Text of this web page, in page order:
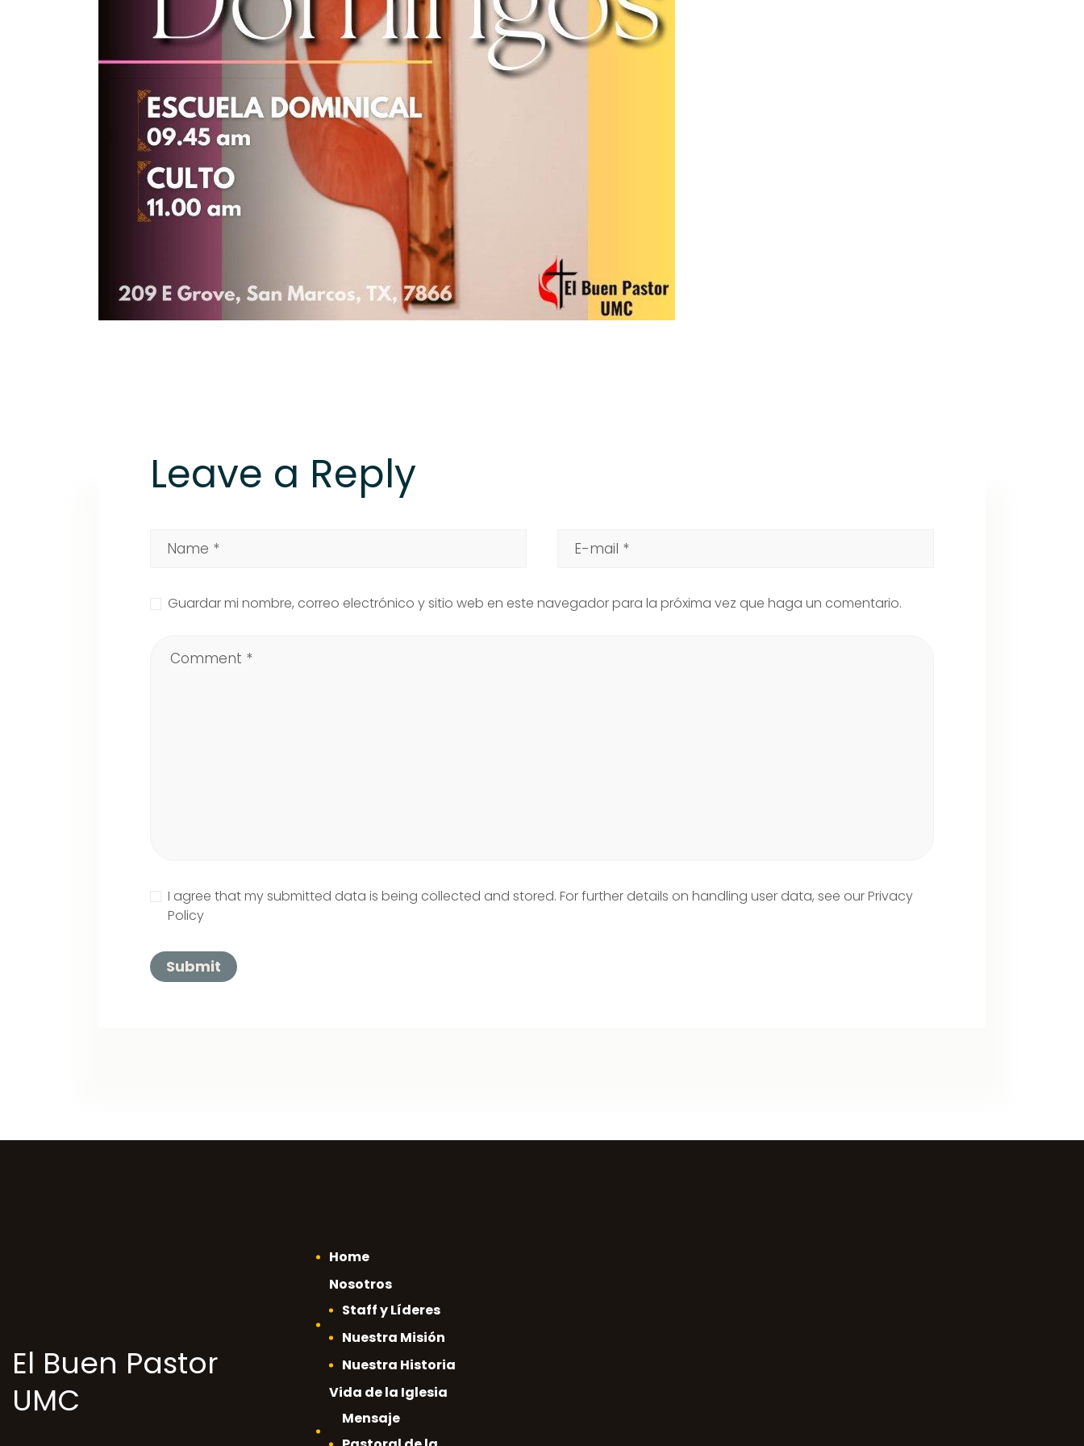
Leave a Reply
Guardar mi nombre, correo electrónico y sitio web en este navegador para la próxima vez que haga un comentario.
I agree that my submitted data is being collected and stored. For further details on handling user data, see ourPrivacy
Policy
El Buen Pastor
UMC
Home
Nosotros
Staff y Líderes
Nuestra Misión
Nuestra Historia
Vida de la Iglesia
Mensaje